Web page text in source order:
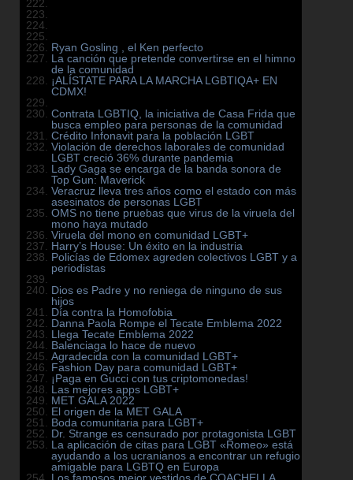
Ryan Gosling , el Ken perfecto
La canción que pretende convertirse en el himno
de la comunidad
¡ALÍSTATE PARA LA MARCHA LGBTIQA+ EN
CDMX!
Contrata LGBTIQ, la iniciativa de Casa Frida que
busca empleo para personas de la comunidad
Crédito Infonavit para la población LGBT
Violación de derechos laborales de comunidad
LGBT creció 36% durante pandemia
Lady Gaga se encarga de la banda sonora de
Top Gun: Maverick
Veracruz lleva tres años como el estado con más
asesinatos de personas LGBT
OMS no tiene pruebas que virus de la viruela del
mono haya mutado
Viruela del mono en comunidad LGBT+
Harry’s House: Un éxito en la industria
Policías de Edomex agreden colectivos LGBT y a
periodistas
Dios es Padre y no reniega de ninguno de sus
hijos
Día contra la Homofobia
Danna Paola Rompe el Tecate Emblema 2022
Llega Tecate Emblema 2022
Balenciaga lo hace de nuevo
Agradecida con la comunidad LGBT+
Fashion Day para comunidad LGBT+
¡Paga en Gucci con tus criptomonedas!
Las mejores apps LGBT+
MET GALA 2022
El origen de la MET GALA
Boda comunitaria para LGBT+
Dr. Strange es censurado por protagonista LGBT
La aplicación de citas para LGBT «Romeo» está
ayudando a los ucranianos a encontrar un refugio
amigable para LGBTQ en Europa